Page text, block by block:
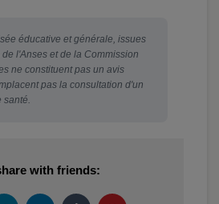
éducative et générale, issues
l'Anses et de la Commission
ne constituent pas un avis
pas la consultation d'un
santé.
with friends: